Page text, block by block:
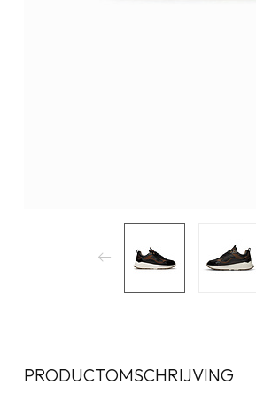
PRODUCTOMSCHRIJVING